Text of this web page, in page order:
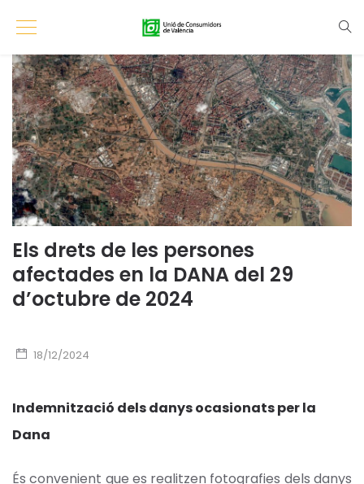
Els drets de les persones
afectades en la DANA del 29
d’octubre de 2024
18/12/2024
Indemnització dels danys ocasionats per la
Dana
És convenient que es realitzen fotografies dels danys